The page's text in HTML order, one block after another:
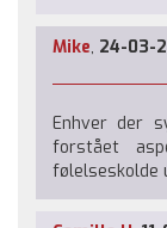
Mike, 24-03-
Enhver der
forstået
følelseskolde